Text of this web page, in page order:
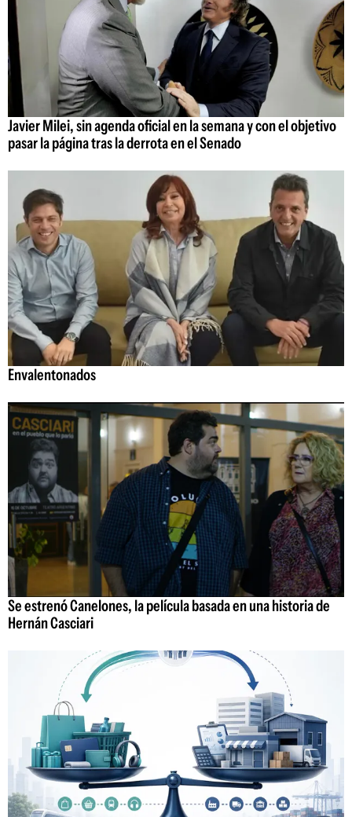
Javier Milei, sin agenda oficial en la semana y con el objetivo
pasar la página tras la derrota en el Senado
Envalentonados
Se estrenó Canelones, la película basada en una historia de
Hernán Casciari